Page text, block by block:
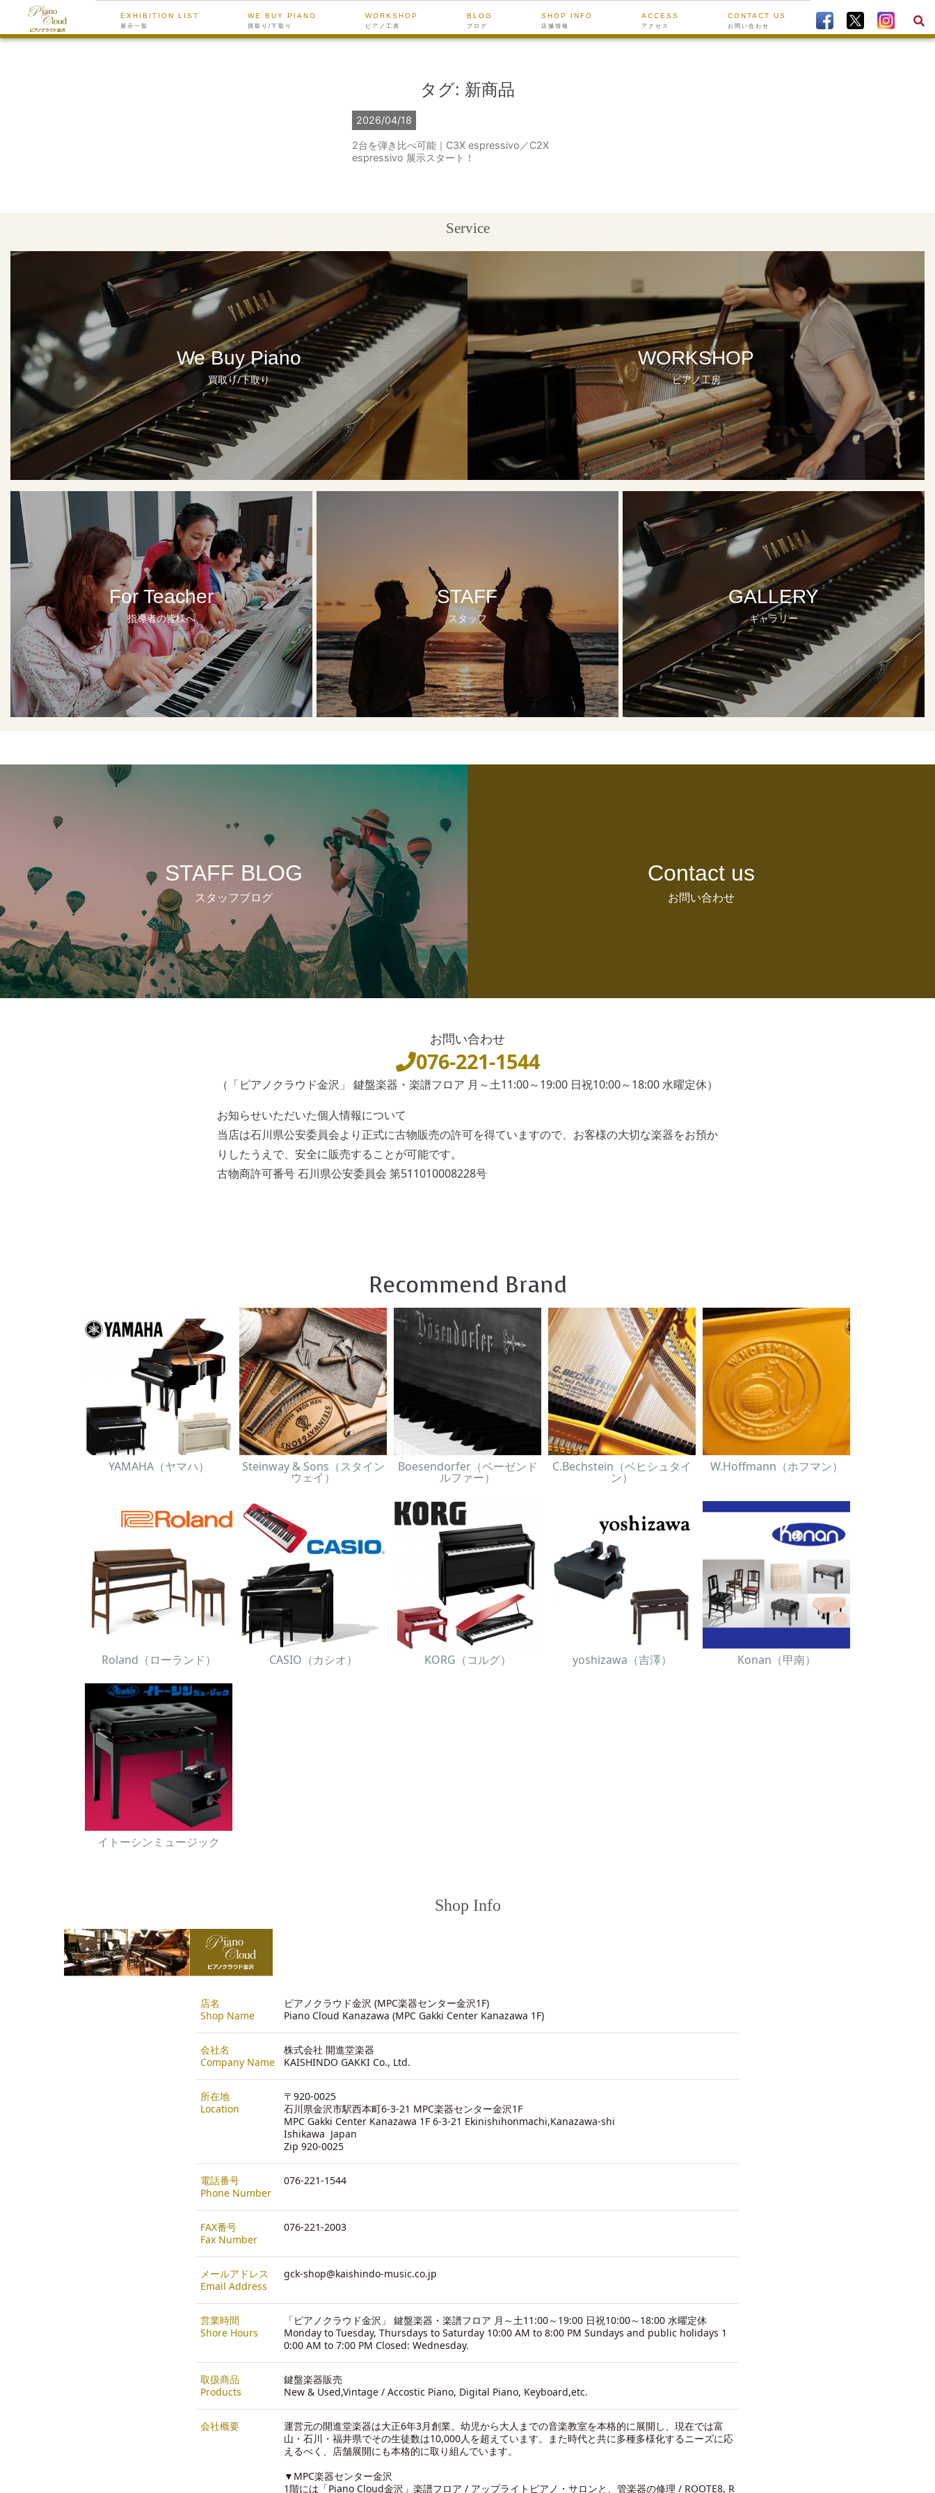
EXHIBITION LIST
展示一覧
WE BUY PIANO
買取り/下取り
WORKSHOP
ピアノ工房
BLOG
ブログ
SHOP INFO
店舗情報
ACCESS
アクセス
CONTACT US
お問い合わせ
タグ: 新商品
2026/04/18
2台を弾き比べ可能｜C3X espressivo／C2X
espressivo 展示スタート！
Service
We Buy Piano
買取り/下取り
WORKSHOP
ピアノ工房
For Teacher
指導者の皆様へ
STAFF
スタッフ
GALLERY
ギャラリー
STAFF BLOG
スタッフブログ
Contact us
お問い合わせ
お問い合わせ
076-221-1544
（「ピアノクラウド金沢」 鍵盤楽器・楽譜フロア 月～土11:00～19:00 日祝10:00～18:00 水曜定休）
お知らせいただいた個人情報について
当店は石川県公安委員会より正式に古物販売の許可を得ていますので、お客様の大切な楽器をお預か
りしたうえで、安全に販売することが可能です。
古物商許可番号 石川県公安委員会 第511010008228号
Recommend Brand
YAMAHA（ヤマハ） Steinway & Sons（スタイン
ウェイ）
Boesendorfer（ベーゼンド
ルファー）
C.Bechstein（ベヒシュタイ
ン）
W.Hoffmann（ホフマン）
Roland（ローランド） CASIO（カシオ） KORG（コルグ） yoshizawa（吉澤） Konan（甲南）
イトーシンミュージック
Shop Info
店名
Shop Name
ピアノクラウド金沢 (MPC楽器センター金沢1F)
Piano Cloud Kanazawa (MPC Gakki Center Kanazawa 1F)
会社名
Company Name
株式会社 開進堂楽器
KAISHINDO GAKKI Co., Ltd.
所在地
Location
〒920-0025
石川県金沢市駅西本町6-3-21 MPC楽器センター金沢1F
MPC Gakki Center Kanazawa 1F 6-3-21 Ekinishihonmachi,Kanazawa-shi
Ishikawa Japan
Zip 920-0025
電話番号
Phone Number
076-221-1544
FAX番号
Fax Number
076-221-2003
メールアドレス
Email Address
gck-shop@kaishindo-music.co.jp
営業時間
Shore Hours
「ピアノクラウド金沢」 鍵盤楽器・楽譜フロア 月～土11:00～19:00 日祝10:00～18:00 水曜定休
Monday to Tuesday, Thursdays to Saturday 10:00 AM to 8:00 PM Sundays and public holidays 1
0:00 AM to 7:00 PM Closed: Wednesday.
取扱商品
Products
鍵盤楽器販売
New & Used,Vintage / Accostic Piano, Digital Piano, Keyboard,etc.
会社概要
運営元の開進堂楽器は大正6年3月創業。幼児から大人までの音楽教室を本格的に展開し、現在では富
山・石川・福井県でその生徒数は10,000人を超えています。また時代と共に多種多様化するニーズに応
えるべく、店舗展開にも本格的に取り組んでいます。
▼MPC楽器センター金沢
1階には「Piano Cloud金沢」楽譜フロア / アップライトピアノ・サロンと、管楽器の修理 / ROOTE8, R